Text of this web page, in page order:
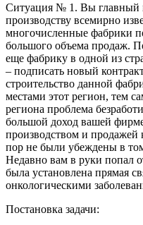
Ситуация № 1. Вы главный
производству всемирно
многочисленные фабрики
большого объема продаж.
еще фабрику в одной из
– подписать новый
строительство данной
местами этот регион, тем
региона проблема
большой доход вашей
производством и продажей
пор не были убеждены в
Недавно вам в руки попал
была установлена прямая
онкологическими
Постановка задачи: